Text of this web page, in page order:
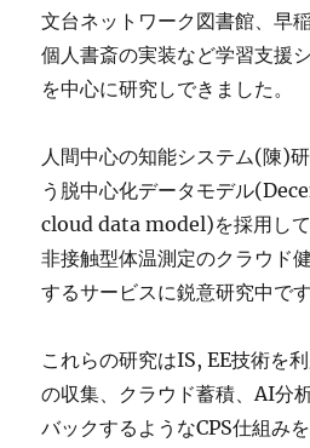
文台ネットワーク図書館、早
個人書斎の実装など学習支援
を中心に研究しできました。
人間中心の知能システム(陳)
う脱中心化データモデル
cloud data model)を採用し
非接触型体温測定のクラウド
するサービスに鋭意研究中です
これらの研究はIS, EE技術を
の収集、クラウド蓄積、AI分
バックするようなCPS仕組み